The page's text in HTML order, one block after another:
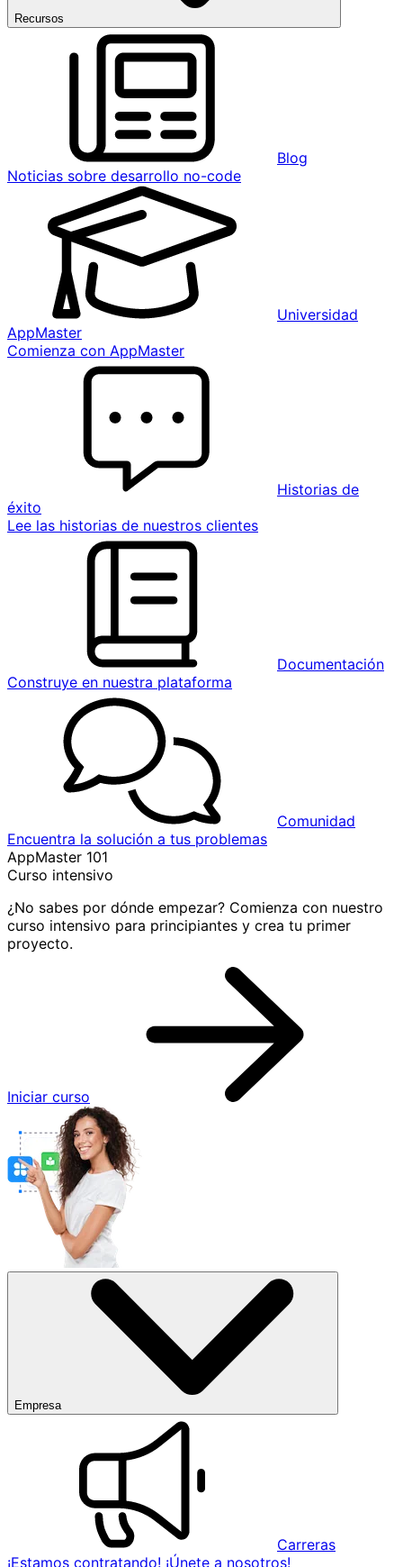
Recursos
Blog
Noticias sobre desarrollo no-code
Universidad
AppMaster
Comienza con AppMaster
Historias de
éxito
Lee las historias de nuestros clientes
Documentación
Construye en nuestra plataforma
Comunidad
Encuentra la solución a tus problemas
AppMaster 101
Curso intensivo
¿No sabes por dónde empezar? Comienza con nuestro
curso intensivo para principiantes y crea tu primer
proyecto.
Iniciar curso
Empresa
Carreras
¡Estamos contratando! ¡Únete a nosotros!